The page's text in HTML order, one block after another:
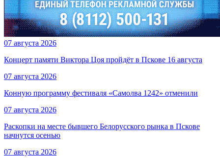
07 августа 2026
Концерт памяти Виктора Цоя пройдёт в Пскове 16 августа
07 августа 2026
Конную программу фестиваля «Самолва 1242» отменили
07 августа 2026
Раскопки на месте бывшего Белорусского рынка в Пскове
начнутся осенью
07 августа 2026